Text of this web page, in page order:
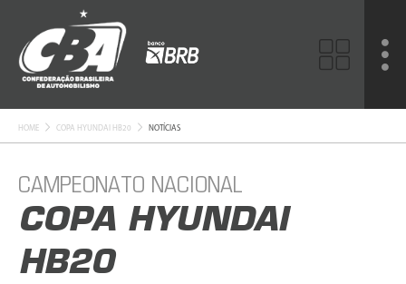
HOME COPA HYUNDAI HB20 NOTÍCIAS
CAMPEONATO NACIONAL
COPA HYUNDAI
HB20